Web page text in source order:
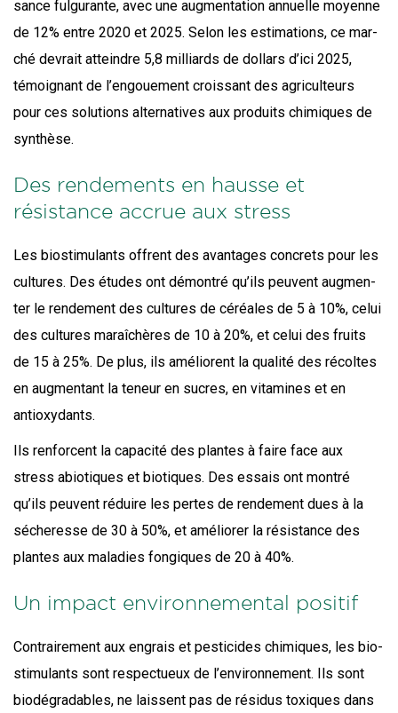
sance ful­gu­rante, avec une aug­men­ta­tion annuelle moyenne
de 12% entre 2020 et 2025. Selon les esti­ma­tions, ce mar­
ché devrait atteindre 5,8 mil­liards de dol­lars d’i­ci 2025,
témoi­gnant de l’en­goue­ment crois­sant des agri­cul­teurs
pour ces solu­tions alter­na­tives aux pro­duits chi­miques de
synthèse.
Des rendements en hausse et
résistance accrue aux stress
Les bio­sti­mu­lants offrent des avan­tages concrets pour les
cultures. Des études ont démon­tré qu’ils peuvent aug­men­
ter le ren­de­ment des cultures de céréales de 5 à 10%, celui
des cultures maraî­chères de 10 à 20%, et celui des fruits
de 15 à 25%. De plus, ils amé­liorent la qua­li­té des récoltes
en aug­men­tant la teneur en sucres, en vita­mines et en
antioxydants.
Ils ren­forcent la capa­ci­té des plantes à faire face aux
stress abio­tiques et bio­tiques. Des essais ont mon­tré
qu’ils peuvent réduire les pertes de ren­de­ment dues à la
séche­resse de 30 à 50%, et amé­lio­rer la résis­tance des
plantes aux mala­dies fon­giques de 20 à 40%.
Un impact environnemental positif
Contrai­re­ment aux engrais et pes­ti­cides chi­miques, les bio­
sti­mu­lants sont res­pec­tueux de l’en­vi­ron­ne­ment. Ils sont
bio­dé­gra­dables, ne laissent pas de rési­dus toxiques dans